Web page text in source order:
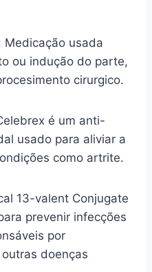
Medicação usada
ou indução do parte,
cirurgico.
é um anti-
usado para aliviar a
como artrite.
13-valent Conjugate
prevenir infecções
por
doenças